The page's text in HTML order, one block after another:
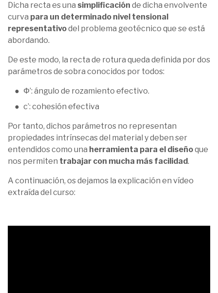
Dicha recta es una simplificación de dicha envolvente
curva para un determinado nivel tensional
representativodel problema geotécnico que se está
abordando.
De este modo, la recta de rotura queda definida por dos
parámetros de sobra conocidos por todos:
Φ’: ángulo de rozamiento efectivo.
c’: cohesión efectiva
Por tanto, dichos parámetros no representan
propiedades intrínsecas del material y deben ser
entendidos como una herramienta para el diseñoque
nos permiten trabajar con mucha más facilidad.
A continuación, os dejamos la explicación en vídeo
extraída del curso: